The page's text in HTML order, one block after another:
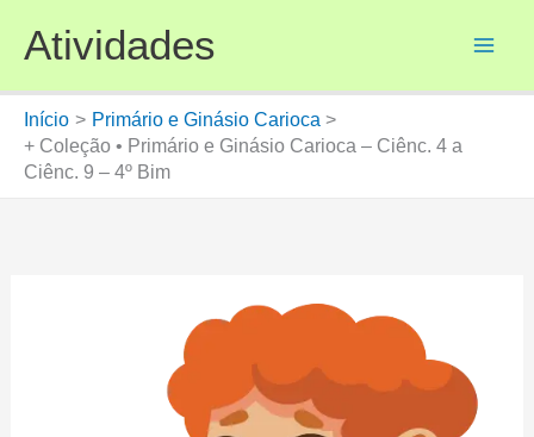
para
conteúdo
Atividades
Início
Primário e Ginásio Carioca
+ Coleção • Primário e Ginásio Carioca – Ciênc. 4 a
Ciênc. 9 – 4º Bim